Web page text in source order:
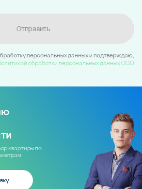
Отправить
персональных данных и подтверждаю,
обработки персональных данных ООО
квартиры по